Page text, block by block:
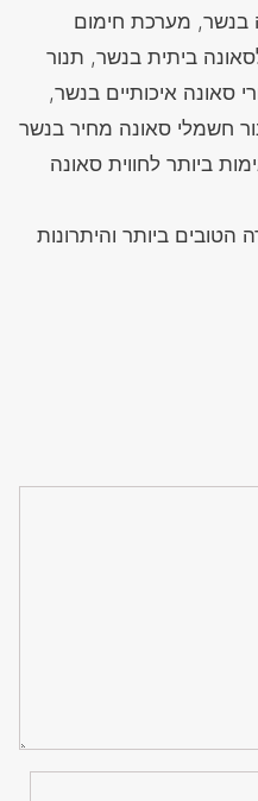
בנשר, מערכת חימום
ביתית בנשר, תנור
סאונה איכותיים בנשר,
חשמלי סאונה מחיר בנשר
ביותר לחווית סאונה
הטובים ביותר והיתרונות